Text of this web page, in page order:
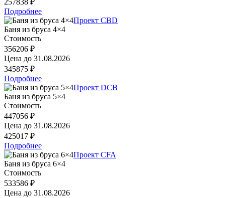
Подробнее
Проект CBD
Баня из бруса 4×4
Стоимость
356206 ₽
Цена до 31.08.2026
345875 ₽
Подробнее
Проект DCB
Баня из бруса 5×4
Стоимость
447056 ₽
Цена до 31.08.2026
425017 ₽
Подробнее
Проект CFA
Баня из бруса 6×4
Стоимость
533586 ₽
Цена до 31.08.2026